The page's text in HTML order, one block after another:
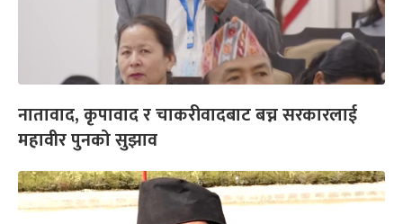
नातावाद, कृपावाद र चाकरीवादबाट बच्न सरकारलाई
महावीर पुनको सुझाव